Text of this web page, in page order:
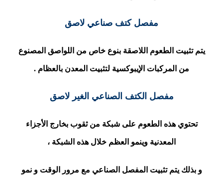
مفصل كتف صناعي لاصق
يتم تثبيت الطعوم اللاصقة بنوع خاص من اللواصق المصنوع
من المركبات الإيبوكسية لتثبيت المعدن بالعظام .
مفصل الكتف الصناعي الغير لاصق
تحتوي هذه الطعوم على شبكة من ثقوب بخارج الأجزاء
المعدنية وينمو العظم خلال هذه الشبكة ،
و بذلك يتم تثبيت المفصل الصناعي مع مرور الوقت و نمو